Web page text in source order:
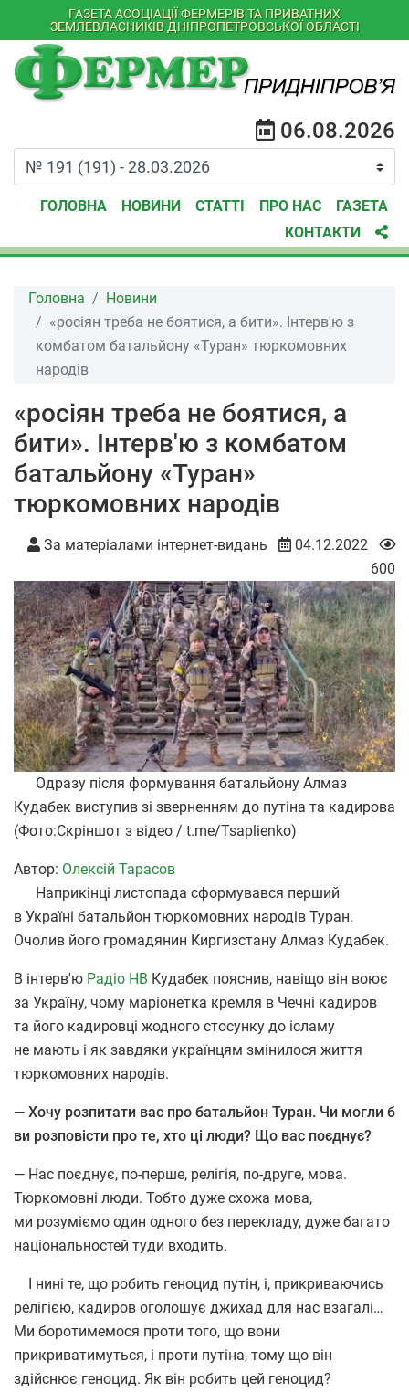
ГАЗЕТА АСОЦІАЦІЇ ФЕРМЕРІВ ТА ПРИВАТНИХ
ЗЕМЛЕВЛАСНИКІВ ДНІПРОПЕТРОВСЬКОЇ ОБЛАСТІ
06.08.2026
ГОЛОВНА НОВИНИ СТАТТІ ПРО НАС
ГАЗЕТА
КОНТАКТИ
Головна
Новини
«росіян треба не боятися, а бити». Інтерв'ю з
комбатом батальйону «Туран» тюркомовних
народів
«росіян треба не боятися, а
бити». Інтерв'ю з комбатом
батальйону «Туран»
тюркомовних народів
За матеріалами інтернет-видань
04.12.2022
600
Одразу після формування батальйону Алмаз
Кудабек виступив зі зверненням до путіна та кадирова
(Фото:Скріншот з відео / t.me/Tsaplienko)
Автор: Олексій Тарасов
Наприкінці листопада сформувався перший
в Україні батальйон тюркомовних народів Туран.
Очолив його громадянин Киргизстану Алмаз Кудабек.
В інтерв'ю Радіо НВ Кудабек пояснив, навіщо він воює
за Україну, чому маріонетка кремля в Чечні кадиров
та його кадировці жодного стосунку до ісламу
не мають і як завдяки українцям змінилося життя
тюркомовних народів.
— Хочу розпитати вас про батальйон Туран. Чи могли б
ви розповісти про те, хто ці люди? Що вас поєднує?
— Нас поєднує, по-перше, релігія, по-друге, мова.
Тюркомовні люди. Тобто дуже схожа мова,
ми розуміємо один одного без перекладу, дуже багато
національностей туди входить.
І нині те, що робить геноцид путін, і, прикриваючись
релігією, кадиров оголошує джихад для нас взагалі…
Ми боротимемося проти того, що вони
прикриватимуться, і проти путіна, тому що він
здійснює геноцид. Як він робить цей геноцид?